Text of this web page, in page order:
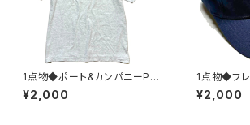
1点物◆ポート&カンパニーPOR
Tグレー/バックプリントTシャツ
古着メンズL/XLレディースOK
¥2,000
1点物◆フレ
ースボール
ンズレディ
¥2,000